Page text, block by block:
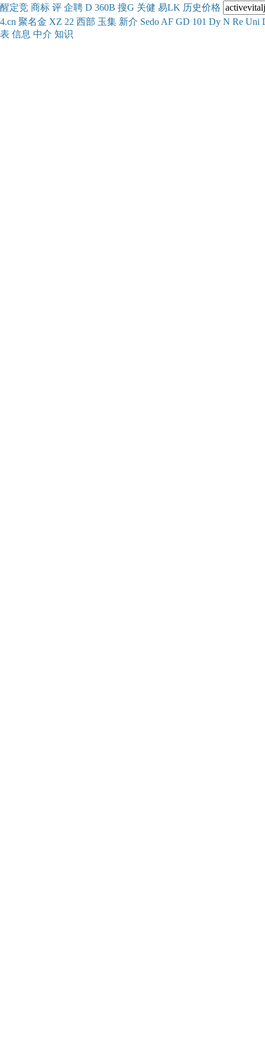
醒定竞 商标 评 企聘 D 360B 搜G 关健 易LK 历史价格
4.cn 聚名金 XZ 22 西部 玉集 新介 Sedo AF GD 101 Dy N Re Uni
表 信息 中介 知识